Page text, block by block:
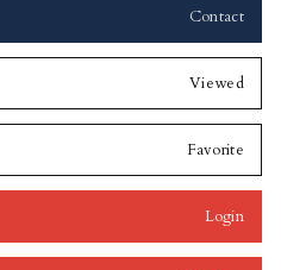
Contact
Viewed
Favorite
Login